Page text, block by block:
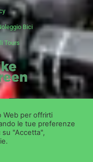
Bici
Tours
de
Vendita Escursioni
Web per offrirti
le tue preferenze
"Accetta",